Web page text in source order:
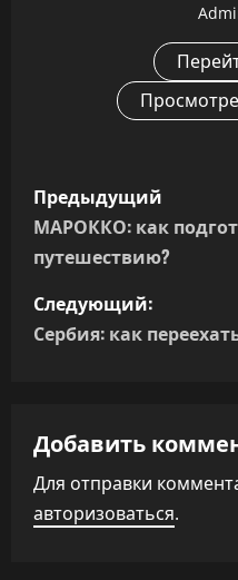
Н
а
в
и
ц
и
Предыдущий
МАРОККО: как
путешествию?
Следующий:
Сербия: как
Добавить
Для отправки
авторизоваться.